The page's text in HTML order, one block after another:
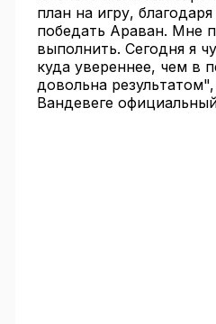
план на игру,
победать Араван. Мне
выполнить. Сегодня я
куда увереннее, чем в
довольна
Вандевеге